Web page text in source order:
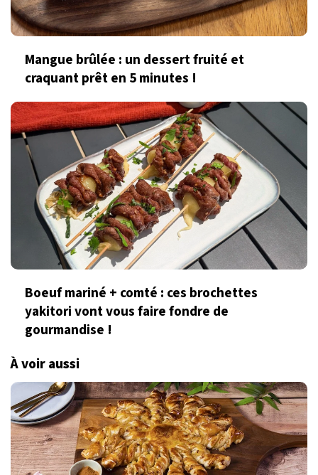
Mangue brûlée : un dessert fruité et
craquant prêt en 5 minutes !
Boeuf mariné + comté : ces brochettes
yakitori vont vous faire fondre de
gourmandise !
À voir aussi